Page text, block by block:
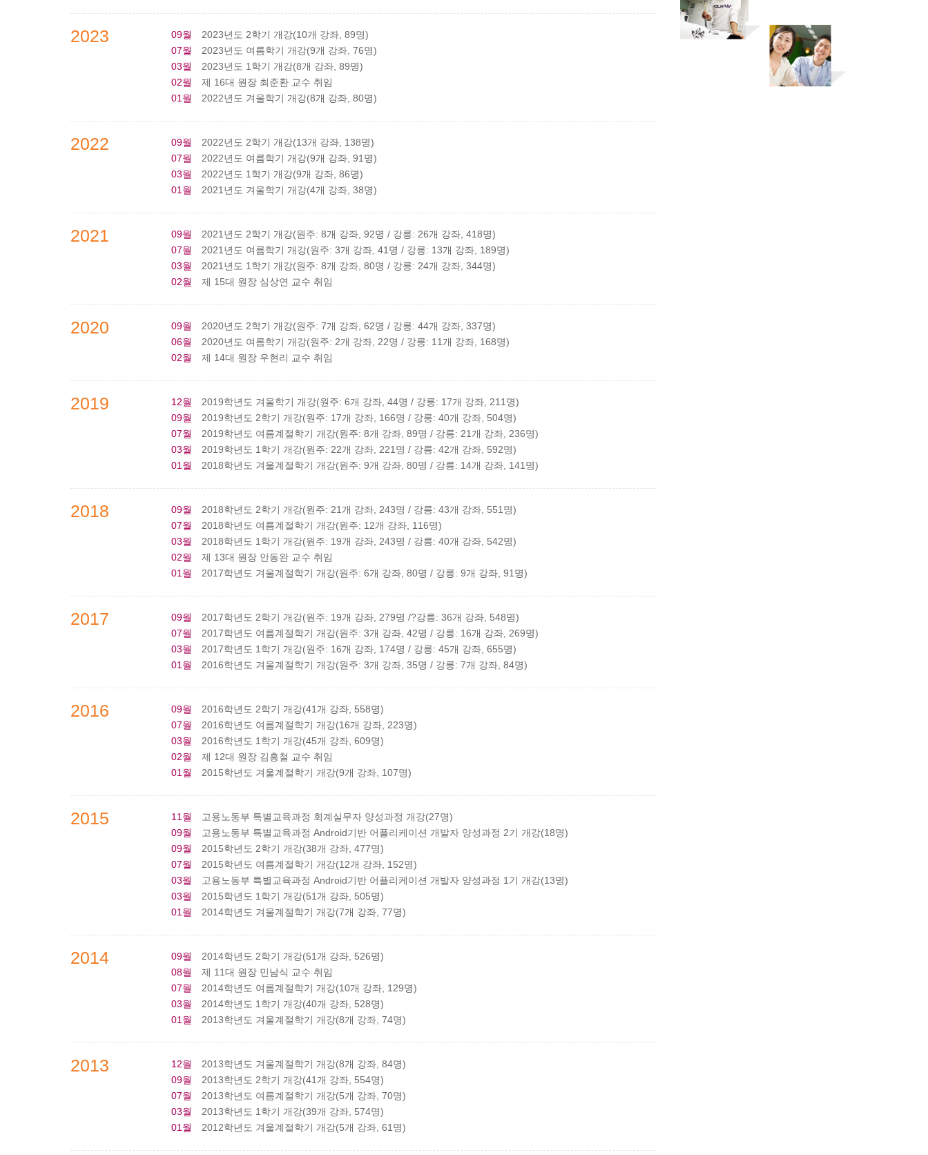
2023 09월
2023년도 2학기 개강(10개 강좌, 89명)
07월
2023년도 여름학기 개강(9개 강좌, 76명)
03월
2023년도 1학기 개강(8개 강좌, 89명)
02월
제 16대 원장 최준환 교수 취임
01월
2022년도 겨울학기 개강(8개 강좌, 80명)
2022 09월
2022년도 2학기 개강(13개 강좌, 138명)
07월
2022년도 여름학기 개강(9개 강좌, 91명)
03월
2022년도 1학기 개강(9개 강좌, 86명)
01월
2021년도 겨울학기 개강(4개 강좌, 38명)
2021 09월
2021년도 2학기 개강(원주: 8개 강좌, 92명 / 강릉: 26개 강좌, 418명)
07월
2021년도 여름학기 개강(원주: 3개 강좌, 41명 / 강릉: 13개 강좌, 189명)
03월
2021년도 1학기 개강(원주: 8개 강좌, 80명 / 강릉: 24개 강좌, 344명)
02월
제 15대 원장 심상연 교수 취임
2020 09월
2020년도 2학기 개강(원주: 7개 강좌, 62명 / 강릉: 44개 강좌, 337명)
06월
2020년도 여름학기 개강(원주: 2개 강좌, 22명 / 강릉: 11개 강좌, 168명)
02월
제 14대 원장 우현리 교수 취임
2019 12월
2019학년도 겨울학기 개강(원주: 6개 강좌, 44명 / 강릉: 17개 강좌, 211명)
09월
2019학년도 2학기 개강(원주: 17개 강좌, 166명 / 강릉: 40개 강좌, 504명)
07월
2019학년도 여름계절학기 개강(원주: 8개 강좌, 89명 / 강릉: 21개 강좌, 236명)
03월
2019학년도 1학기 개강(원주: 22개 강좌, 221명 / 강릉: 42개 강좌, 592명)
01월
2018학년도 겨울계절학기 개강(원주: 9개 강좌, 80명 / 강릉: 14개 강좌, 141명)
2018 09월
2018학년도 2학기 개강(원주: 21개 강좌, 243명 / 강릉: 43개 강좌, 551명)
07월
2018학년도 여름계절학기 개강(원주: 12개 강좌, 116명)
03월
2018학년도 1학기 개강(원주: 19개 강좌, 243명 / 강릉: 40개 강좌, 542명)
02월
제 13대 원장 안동완 교수 취임
01월
2017학년도 겨울계절학기 개강(원주: 6개 강좌, 80명 / 강릉: 9개 강좌, 91명)
2017 09월
2017학년도 2학기 개강(원주: 19개 강좌, 279명 /?강릉: 36개 강좌, 548명)
07월
2017학년도 여름계절학기 개강(원주: 3개 강좌, 42명 / 강릉: 16개 강좌, 269명)
03월
2017학년도 1학기 개강(원주: 16개 강좌, 174명 / 강릉: 45개 강좌, 655명)
01월
2016학년도 겨울계절학기 개강(원주: 3개 강좌, 35명 / 강릉: 7개 강좌, 84명)
2016 09월
2016학년도 2학기 개강(41개 강좌, 558명)
07월
2016학년도 여름계절학기 개강(16개 강좌, 223명)
03월
2016학년도 1학기 개강(45개 강좌, 609명)
02월
제 12대 원장 김홍철 교수 취임
01월
2015학년도 겨울계절학기 개강(9개 강좌, 107명)
2015 11월
고용노동부 특별교육과정 회계실무자 양성과정 개강(27명)
09월
고용노동부 특별교육과정 Android기반 어플리케이션 개발자 양성과정 2기 개강(18명)
09월
2015학년도 2학기 개강(38개 강좌, 477명)
07월
2015학년도 여름계절학기 개강(12개 강좌, 152명)
03월
고용노동부 특별교육과정 Android기반 어플리케이션 개발자 양성과정 1기 개강(13명)
03월
2015학년도 1학기 개강(51개 강좌, 505명)
01월
2014학년도 겨울계절학기 개강(7개 강좌, 77명)
2014 09월
2014학년도 2학기 개강(51개 강좌, 526명)
08월
제 11대 원장 민남식 교수 취임
07월
2014학년도 여름계절학기 개강(10개 강좌, 129명)
03월
2014학년도 1학기 개강(40개 강좌, 528명)
01월
2013학년도 겨울계절학기 개강(8개 강좌, 74명)
2013 12월
2013학년도 겨울계절학기 개강(8개 강좌, 84명)
09월
2013학년도 2학기 개강(41개 강좌, 554명)
07월
2013학년도 여름계절학기 개강(5개 강좌, 70명)
03월
2013학년도 1학기 개강(39개 강좌, 574명)
01월
2012학년도 겨울계절학기 개강(5개 강좌, 61명)